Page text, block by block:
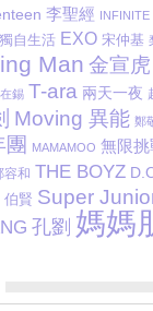
李聖經 INFINITE
自生活 EXO 宋仲基
Man 金宣虎
錫 T-ara 兩天一夜
Moving 異能 鄭
MAMAMOO 無限挑
容和 THE BOYZ
伯賢 Super
孔劉 媽媽